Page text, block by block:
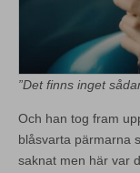
”Det finns inget
Och han tog fram
blåsvarta pärmarna
saknat men här var